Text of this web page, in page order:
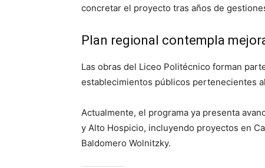
concretar el proyecto tras años de
Plan regional contempla
Las obras del Liceo Politécnico forman
establecimientos públicos pertenecientes
Actualmente, el programa ya presenta
y Alto Hospicio, incluyendo proyectos en
Baldomero Wolnitzky.